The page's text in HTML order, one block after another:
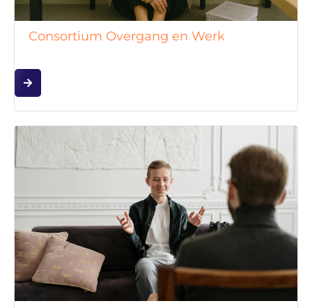
Consortium Overgang en Werk